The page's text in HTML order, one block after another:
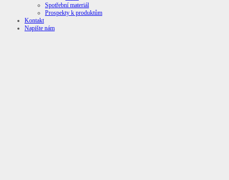
Spotřební materiál
Prospekty k produktům
Kontakt
Napište nám